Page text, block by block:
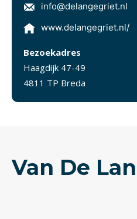
info@delangegriet.nl
www.delangegriet.nl/
Bezoekadres
Haagdijk 47-49
4811 TP Breda
Van De